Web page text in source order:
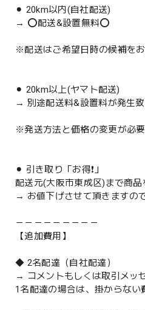
⚫︎ 20km以内(自社配送)
→ ⭕️配送&設置無料⭕️
※配送はご希望日時の候補を
⚫︎ 20km以上(ヤマト配送)
→ 別途配送料&設置料が発生致
※発送方法と価格の変更が必
⚫︎ 引き取り「お得❗️」
配送元(大阪市東成区)まで商
→ お値下げさせて頂きますの
－－－－－－－－－
【追加費用】
◆ 2名配達（自社配達）
→ コメントもしくは取引メッ
1名配達の場合は、掛からない